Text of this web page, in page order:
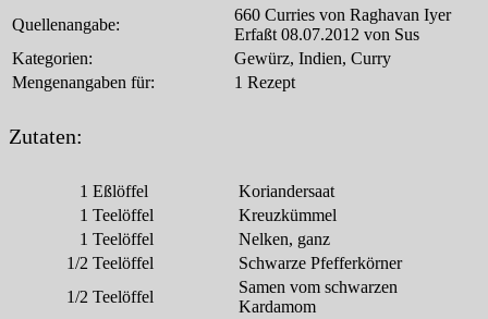
Quellenangabe:
660 Curries von Raghavan Iyer
Erfaßt 08.07.2012 von Sus
Kategorien:
Gewürz, Indien, Curry
Mengenangaben für:
1 Rezept
Zutaten:
1 Eßlöffel
Koriandersaat
1 Teelöffel
Kreuzkümmel
1 Teelöffel
Nelken, ganz
1/2 Teelöffel
Schwarze Pfefferkörner
1/2 Teelöffel
Samen vom schwarzen
Kardamom